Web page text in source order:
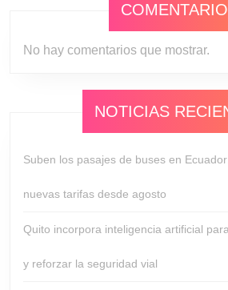
No hay comentarios que mostrar.
NOTICIAS
Suben los pasajes de buses en
nuevas tarifas desde agosto
Quito incorpora inteligencia artificial
y reforzar la seguridad vial